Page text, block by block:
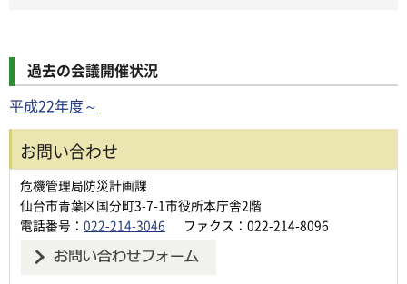
過去の会議開催状況
平成22年度～
お問い合わせ
危機管理局防災計画課
仙台市青葉区国分町3-7-1市役所本庁舎2階
電話番号： 022-214-3046 ファクス：022-214-8096